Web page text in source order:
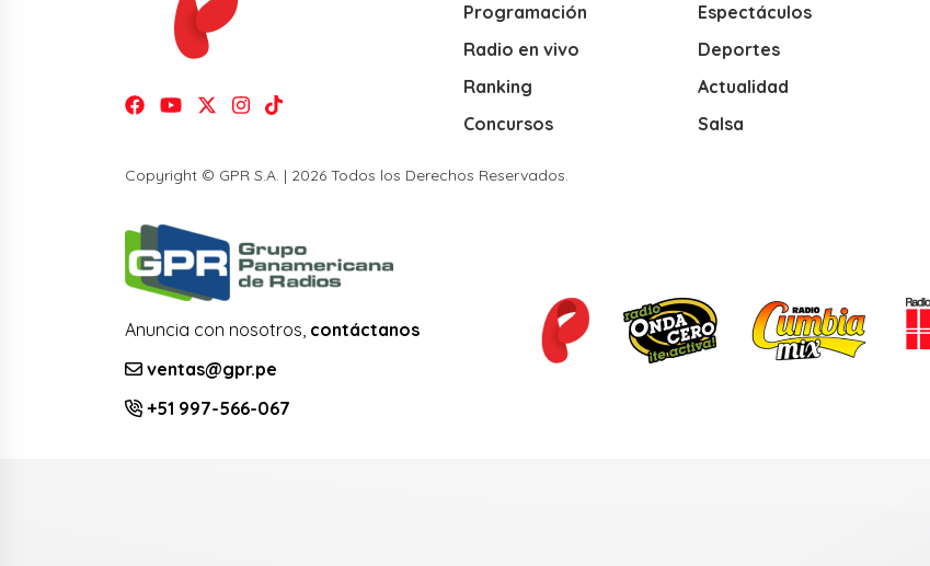
Programación
Radio en vivo
Ranking
Concursos
Espectáculos
Deportes
Actualidad
Salsa
Copyright © GPR S.A. | 2026 Todos los Derechos Reservados.
Anuncia con nosotros, contáctanos
ventas@gpr.pe
+51 997-566-067